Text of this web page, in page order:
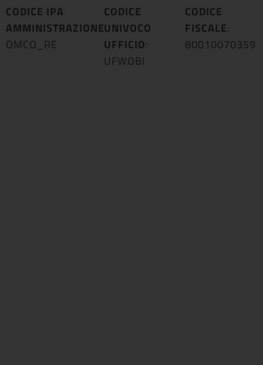
CODICE IPA
AMMINISTRAZIONE:
OMCO_RE
CODICE
UNIVOCO
UFFICIO:
UFWOBI
CODICE
FISCALE:
80010070359